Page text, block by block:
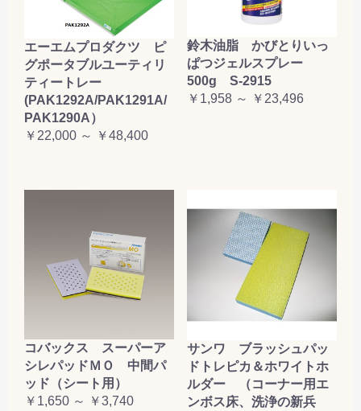
エーエムプロダクツ ピ
グポータブルユーティリ
ティートレー
(PAK1292A/PAK1291A/
PAK1290A）
￥22,000 ～ ￥48,400
鈴木油脂 かびとりいっ
ぱつジェルスプレー
500g S-2915
￥1,958 ～ ￥23,496
コバックス スーパーア
シレパッドＭＯ 中間パ
ッド（シート用）
￥1,650 ～ ￥3,740
サンワ ブラッシュパッ
ドトレピカ＆ホワイトホ
ルダー （コーナー用エ
ンボス床、洗浄の新兵